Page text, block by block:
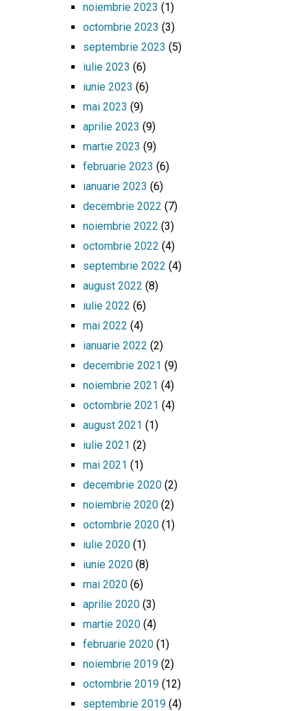
noiembrie 2023 (1)
octombrie 2023 (3)
septembrie 2023 (5)
iulie 2023 (6)
iunie 2023 (6)
mai 2023 (9)
aprilie 2023 (9)
martie 2023 (9)
februarie 2023 (6)
ianuarie 2023 (6)
decembrie 2022 (7)
noiembrie 2022 (3)
octombrie 2022 (4)
septembrie 2022 (4)
august 2022 (8)
iulie 2022 (6)
mai 2022 (4)
ianuarie 2022 (2)
decembrie 2021 (9)
noiembrie 2021 (4)
octombrie 2021 (4)
august 2021 (1)
iulie 2021 (2)
mai 2021 (1)
decembrie 2020(2)
noiembrie 2020(2)
octombrie 2020(1)
iulie 2020(1)
iunie 2020(8)
mai 2020(6)
aprilie 2020(3)
martie 2020(4)
februarie 2020(1)
noiembrie 2019(2)
octombrie 2019(12)
septembrie 2019(4)